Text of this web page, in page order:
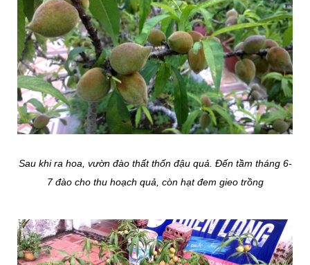
Sau khi ra hoa, vườn đào thất thốn đậu quả. Đến tầm tháng 6-
7 đào cho thu hoạch quả, còn hạt đem gieo trồng